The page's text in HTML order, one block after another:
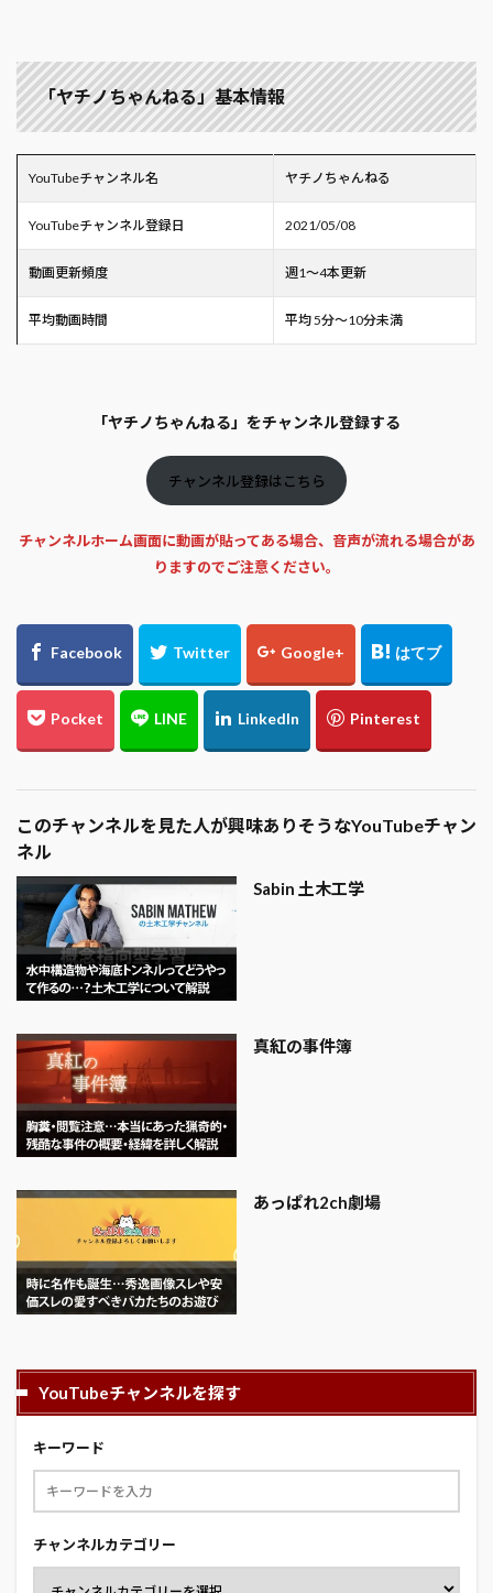
「ヤチノちゃんねる」基本情報
YouTubeチャンネル名 ヤチノちゃんねる
YouTubeチャンネル登録日 2021/05/08
動画更新頻度 週1～4本更新
平均動画時間 平均 5分～10分未満
「ヤチノちゃんねる」をチャンネル登録する
チャンネル登録はこちら
チャンネルホーム画面に動画が貼ってある場合、音声が流れる場合があ
りますのでご注意ください。
このチャンネルを見た人が興味ありそうなYouTubeチャン
ネル
Sabin 土木工学
真紅の事件簿
あっぱれ2ch劇場
YouTubeチャンネルを探す
キーワード
チャンネルカテゴリー